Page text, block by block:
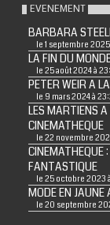
EVENEMENT
BARBARA
le 1 septembre 2025
LA FIN DU
le 25 août 2024 à
PETER WEIR A
le 9 mars 2024 à
LES MARTIENS
CINEMATHEQUE
le 22 novembre
CINEMATHEQUE
FANTASTIQUE
le 25 octobre 2023
MODE EN JAUNE
le 20 septembre